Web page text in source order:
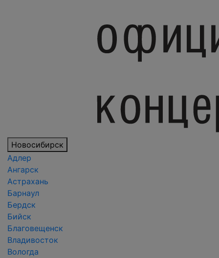
Новосибирск
Адлер
Ангарск
Астрахань
Барнаул
Бердск
Бийск
Благовещенск
Владивосток
Вологда